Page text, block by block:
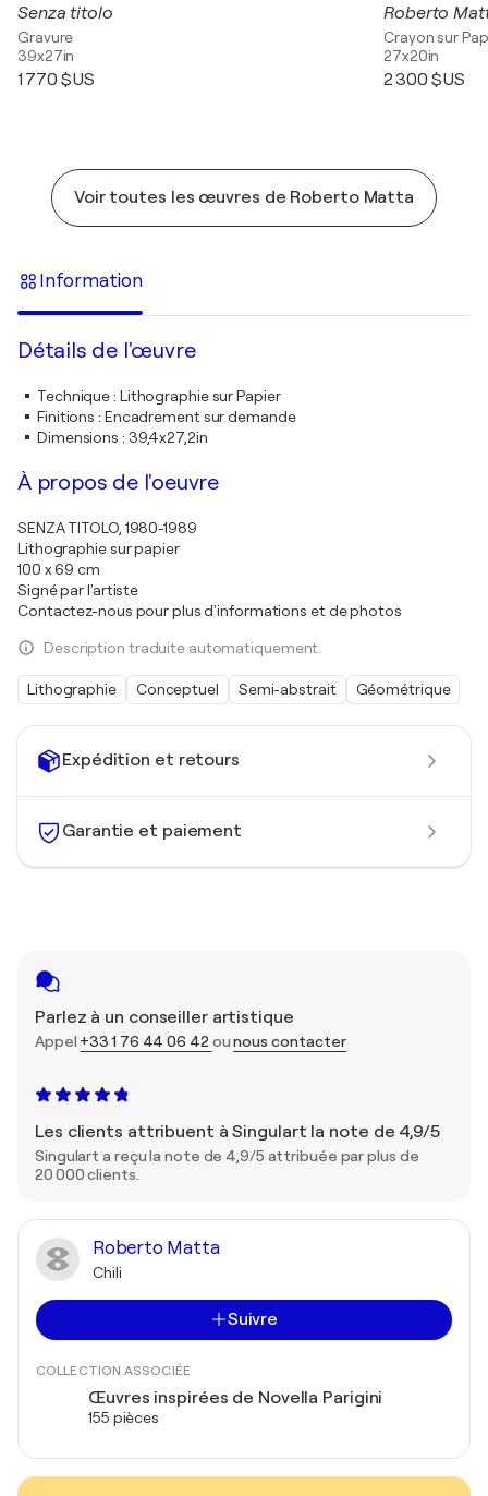
Expédition et retours
Garantie et paiement
Parlez à un conseiller artistique
Appel +33 1 76 44 06 42 ounous contacter
Les clients attribuent à Singulart la note de 4,9/5
Singulart a reçu la note de 4,9/5 attribuée par plus de
20 000 clients.
Roberto Matta
Chili
Suivre
COLLECTION ASSOCIÉE
Œuvres inspirées de Novella Parigini
155 pièces
Senza titolo
Gravure
39x27in
1 770 $US
Crayon sur
27x20in
2 300 $US
Voir toutes les œuvres de Roberto Matta
Information
Détails de l'œuvre
Technique: Lithographie sur Papier
Finitions : Encadrement sur demande
Dimensions : 39,4x27,2in
À propos de l'oeuvre
SENZA TITOLO, 1980-1989
Lithographie sur papier
100 x 69 cm
Signé par l'artiste
Contactez-nous pour plus d'informations et de photos
Description traduite automatiquement.
Lithographie Conceptuel Semi-abstrait Géométrique